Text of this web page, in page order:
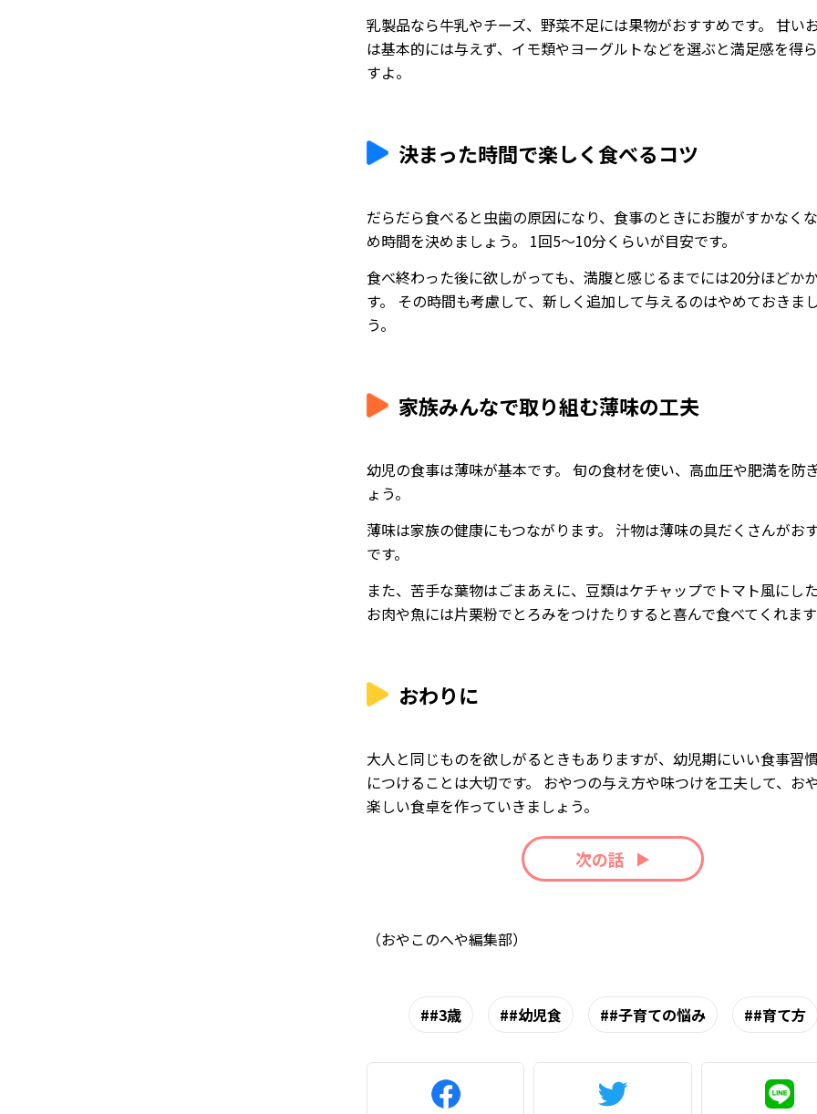
乳製品なら牛乳やチーズ、野菜不足には果物がおすすめです。 甘い
は基本的には与えず、イモ類やヨーグルトなどを選ぶと満足感を得
すよ。
決まった時間で楽しく食べるコツ
だらだら食べると虫歯の原因になり、食事のときにお腹がすかなく
め時間を決めましょう。 1回5〜10分くらいが目安です。
食べ終わった後に欲しがっても、満腹と感じるまでには20分ほどか
す。 その時間も考慮して、新しく追加して与えるのはやめておきま
う。
家族みんなで取り組む薄味の工夫
幼児の食事は薄味が基本です。 旬の食材を使い、高血圧や肥満を防
ょう。
薄味は家族の健康にもつながります。 汁物は薄味の具だくさんがお
です。
また、苦手な葉物はごまあえに、豆類はケチャップでトマト風にした
お肉や魚には片栗粉でとろみをつけたりすると喜んで食べてくれます
おわりに
大人と同じものを欲しがるときもありますが、幼児期にいい食事習
につけることは大切です。 おやつの与え方や味つけを工夫して、お
楽しい食卓を作っていきましょう。
次の話
（おやこのへや編集部）
#3歳 #幼児食 #子育ての悩み #育て方